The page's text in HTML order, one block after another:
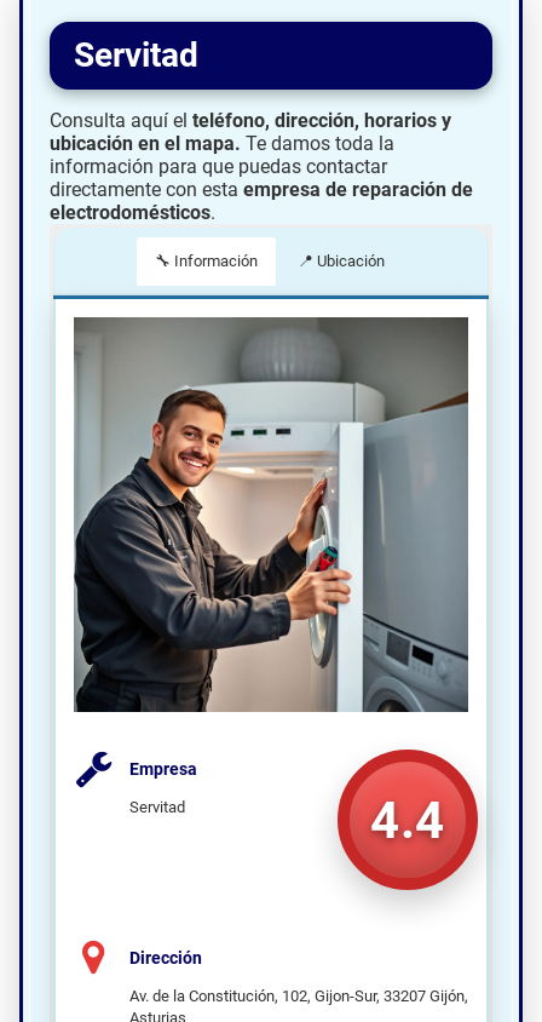
Servitad
Consulta aquí el teléfono, dirección, horarios y
ubicación en el mapa. Te damos toda la
información para que puedas contactar
directamente con esta empresa de reparación de
electrodomésticos.
🔧 Información 📍 Ubicación
4.4
Empresa
Servitad
Dirección
Av. de la Constitución, 102, Gijon-Sur, 33207 Gijón,
Asturias